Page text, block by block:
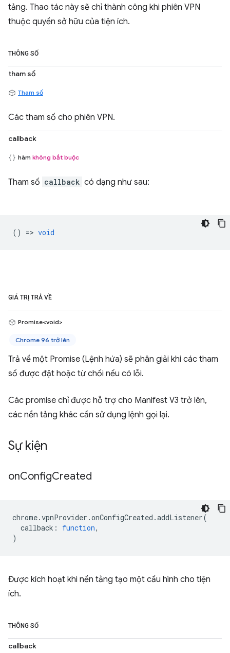
tảng. Thao tác này sẽ chỉ thành công khi phiên VPN
thuộc quyền sở hữu của tiện ích.
THÔNG SỐ
tham số
Tham số
Các tham số cho phiên VPN.
callback
hàm không bắt buộc
Tham số callback có dạng như sau:
() => void
GIÁ TRỊ TRẢ VỀ
Promise<void>
Chrome 96 trở lên
Trả về một Promise (Lệnh hứa) sẽ phân giải khi các tham
số được đặt hoặc từ chối nếu có lỗi.
Các promise chỉ được hỗ trợ cho Manifest V3 trở lên,
các nền tảng khác cần sử dụng lệnh gọi lại.
Sự kiện
onConfigCreated
chrome.vpnProvider .onConfigCreated .addListener(
callback : function,
)
Được kích hoạt khi nền tảng tạo một cấu hình cho tiện
ích.
THÔNG SỐ
callback